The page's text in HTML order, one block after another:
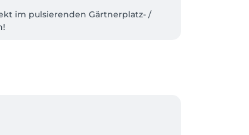
im pulsierenden Gärtnerplatz- /